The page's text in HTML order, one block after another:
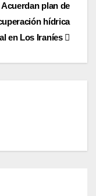
Acuerdan plan de
hídrica
en Los Iraníes